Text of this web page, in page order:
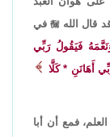
قال اللهفي
فَيَقُولُ رَبِّي
أَهَانَنِ * كَلَّا
فمع أن أبا